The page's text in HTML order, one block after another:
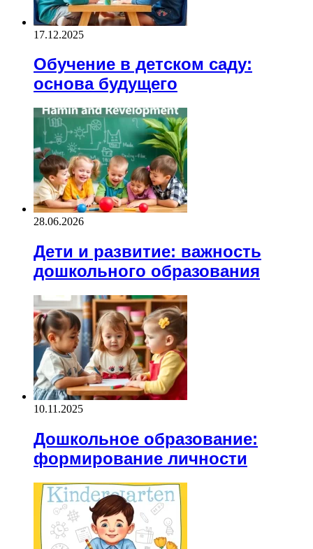
17.12.2025
Обучение в детском саду:
основа будущего
28.06.2026
Дети и развитие: важность
дошкольного образования
10.11.2025
Дошкольное образование:
формирование личности